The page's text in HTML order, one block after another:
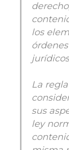
los
La
sus
ley